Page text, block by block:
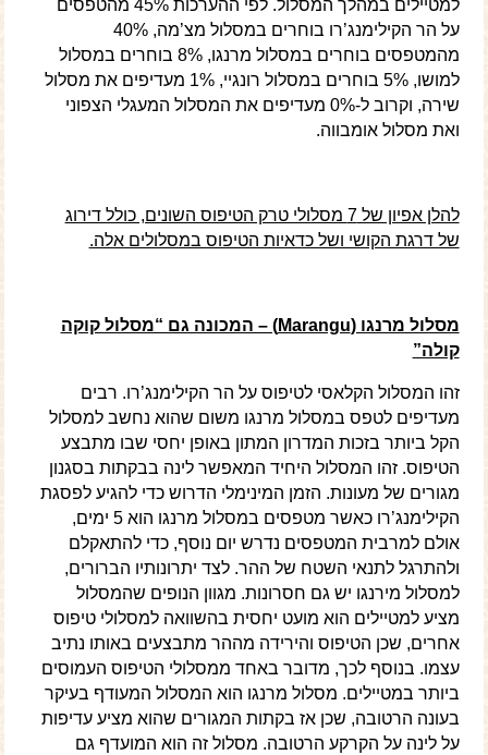
למטיילים במהלך המסלול. לפי ההערכות 45% מהטפסים
על הר הקילימנג’רו בוחרים במסלול מצ’מה, 40%
מהמטפסים בוחרים במסלול מרנגו, 8% בוחרים במסלול
למושו, 5% בוחרים במסלול רונגיי, 1% מעדיפים את מסלול
שירה, וקרוב ל-0% מעדיפים את המסלול המעגלי הצפוני
ואת מסלול אומבווה.
להלן אפיון של 7 מסלולי טרק הטיפוס השונים, כולל דירוג
של דרגת הקושי ושל כדאיות הטיפוס במסלולים אלה.
מסלול מרנגו (Marangu) – המכונה גם “מסלול קוקה
קולה”
זהו המסלול הקלאסי לטיפוס על הר הקילימנג’רו. רבים
מעדיפים לטפס במסלול מרנגו משום שהוא נחשב למסלול
הקל ביותר בזכות המדרון המתון באופן יחסי שבו מתבצע
הטיפוס. זהו המסלול היחיד המאפשר לינה בבקתות בסגנון
מגורים של מעונות. הזמן המינימלי הדרוש כדי להגיע לפסגת
הקילימנג’רו כאשר מטפסים במסלול מרנגו הוא 5 ימים,
אולם למרבית המטפסים נדרש יום נוסף, כדי להתאקלם
ולהתרגל לתנאי השטח של ההר. לצד יתרונותיו הברורים,
למסלול מירנגו יש גם חסרונות. מגוון הנופים שהמסלול
מציע למטיילים הוא מועט יחסית בהשוואה למסלולי טיפוס
אחרים, שכן הטיפוס והירידה מההר מתבצעים באותו נתיב
עצמו. בנוסף לכך, מדובר באחד ממסלולי הטיפוס העמוסים
ביותר במטיילים. מסלול מרנגו הוא המסלול המעודף בעיקר
בעונה הרטובה, שכן אז בקתות המגורים שהוא מציע עדיפות
על לינה על הקרקע הרטובה. מסלול זה הוא המועדף גם